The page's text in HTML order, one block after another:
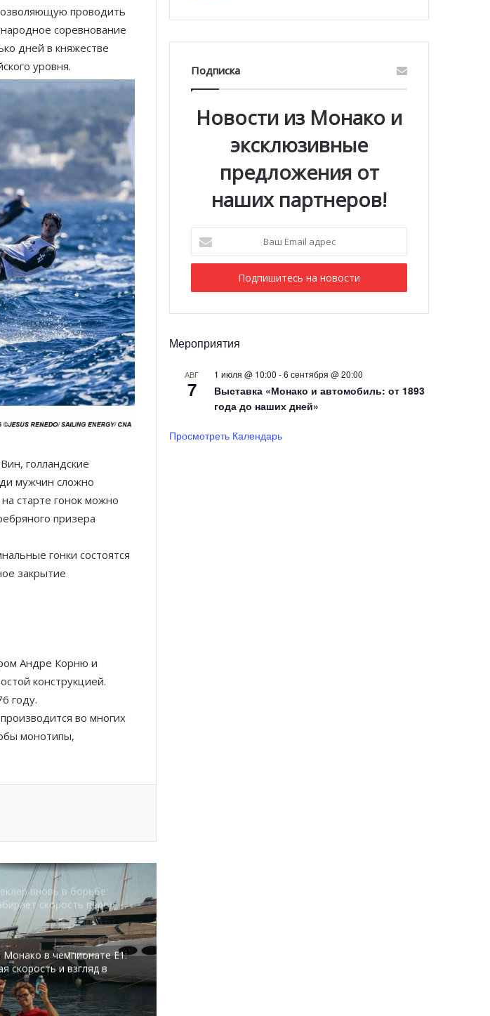
проводить
соревнование
дней в княжестве
уровня.
голландские
мужчин сложно
старте гонок можно
призера
гонки состоятся
закрытие
Андре Корню и
конструкцией.
году.
во многих
монотипы,
с видом: открытые
и драма: чем
Гран-при Монако
как Монако
вновь в борьбе:
скорость перед
в чемпионате E1:
скорость и взгляд в
Подписка
Новости из Монако и
эксклюзивные
предложения от
наших партнеров!
Email
адрес
Мероприятия
АВГ
7
1 июля @ 10:00 -6 сентября @ 20:00
Выставка «Монако и автомобиль: от 1893
года до наших дней»
Просмотреть Календарь